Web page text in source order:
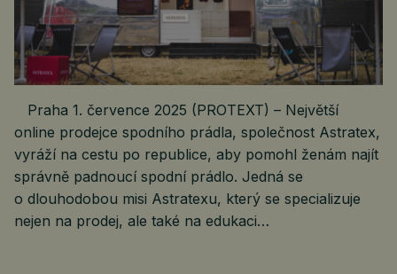
Praha 1. července 2025 (PROTEXT) – Největší
online prodejce spodního prádla, společnost Astratex,
vyráží na cestu po republice, aby pomohl ženám najít
správně padnoucí spodní prádlo. Jedná se
o dlouhodobou misi Astratexu, který se specializuje
nejen na prodej, ale také na edukaci…